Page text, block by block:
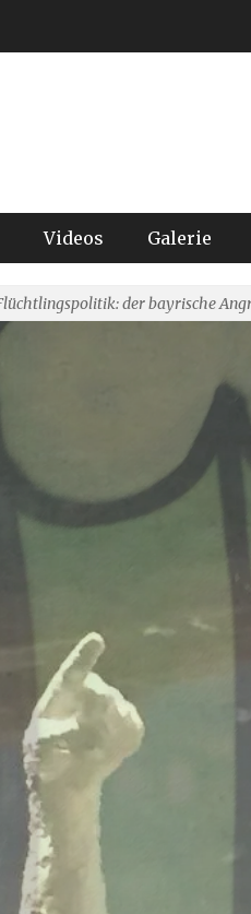
Videos Galerie
der bayrische
fuer-
vonRaimund Löw